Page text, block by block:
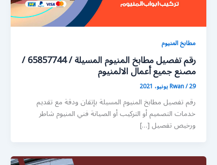
مطابخ المنيوم
رقم تفصيل مطابخ المنيوم المسيلة / 65857744 /
مصنع جميع أعمال الالمنيوم
Rwan/29 يونيو، 2021
رقم تفصيل مطابخ المنيوم المسيلة بإتقان ودقة مع تقديم
خدمات التصميم أو التركيب أو الصيانة فني المنيوم شاطر
ورخيص تفصيل […]